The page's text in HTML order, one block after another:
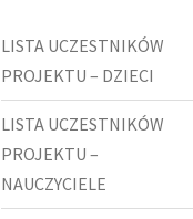
LISTA UCZESTNIKÓW
PROJEKTU – DZIECI
LISTA UCZESTNIKÓW
PROJEKTU –
NAUCZYCIELE